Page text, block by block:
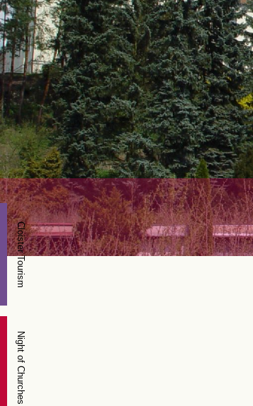
Cloister Tourism
Night of Churches